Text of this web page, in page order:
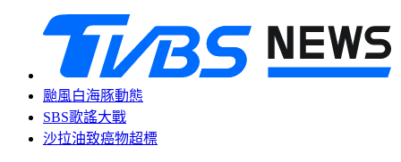
颱風白海豚動態
SBS歌謠大戰
沙拉油致癌物超標